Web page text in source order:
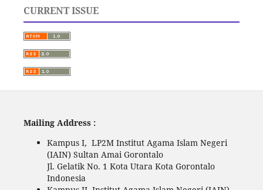
CURRENT ISSUE
Mailing Address :
Kampus I, LP2M Institut Agama Islam Negeri
(IAIN) Sultan Amai Gorontalo
Jl. Gelatik No. 1 Kota Utara Kota Gorontalo
Indonesia